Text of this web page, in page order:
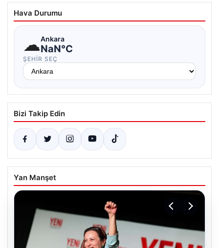
Hava Durumu
☁Ankara
NaN°C
ŞEHIR SEÇ
Bizi Takip Edin
Yan Manşet